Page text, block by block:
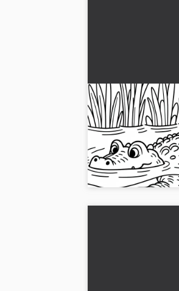
Krokodiili ui
värityskuva
Löydä ilmainen
joka ui vedessä.
väritystyöhön!...